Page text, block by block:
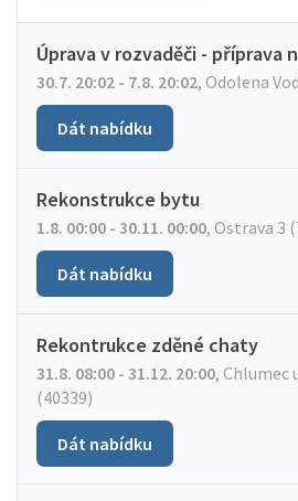
Úprava v rozvaděči - příprava
30.7. 20:02 - 7.8. 20:02, Odolena
Dát nabídku
Rekonstrukce bytu
1.8. 00:00 - 30.11. 00:00, Ostrava 3
Dát nabídku
Rekontrukce zděné chaty
31.8. 08:00 - 31.12. 20:00, Chlumec
(40339)
Dát nabídku